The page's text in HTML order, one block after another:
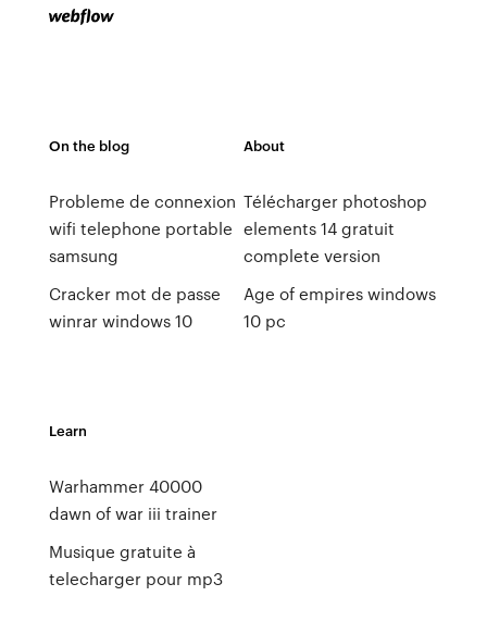
On the blog
Probleme de connexion
wifi telephone portable
samsung
Cracker mot de passe
winrar windows 10
About
Télécharger photoshop
elements 14 gratuit
complete version
Age of empires windows
10 pc
Learn
Warhammer 40000
dawn of war iii trainer
Musique gratuite à
telecharger pour mp3